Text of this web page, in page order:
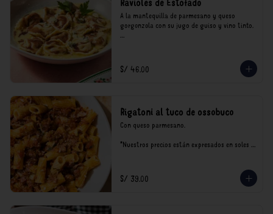
A la mantequilla de parmesano y queso
gorgonzola con su jugo de guiso y vino tinto.
consumo.
S/ 46.00
Rigatoni al tuco de ossobuco
Con queso parmesano.
*Nuestros precios están expresados en soles e
S/ 39.00